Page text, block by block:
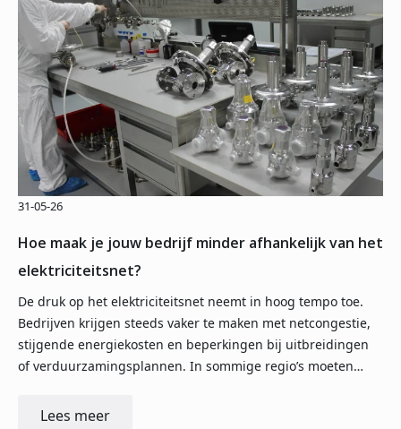
Hoe maak je jouw bedrijf minder afhankelijk van het
elektriciteitsnet?
31-05-26
De druk op het elektriciteitsnet neemt in hoog tempo toe.
Bedrijven krijgen steeds vaker te maken met netcongestie,
stijgende energiekosten en beperkingen bij uitbreidingen
of verduurzamingsplannen. In sommige regio’s moeten…
Lees meer